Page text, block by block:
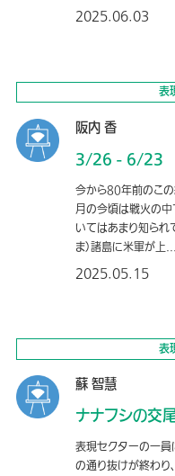
2025.06.03
表
阪内 香
3/26 - 6/23
今から80年前のこの
月の今頃は戦火の中
いてはあまり知られ
ま）諸島に米軍が上...
2025.05.15
表
蘇 智慧
ナナフシの交
表現セクターの一員
の通り抜けが終わり